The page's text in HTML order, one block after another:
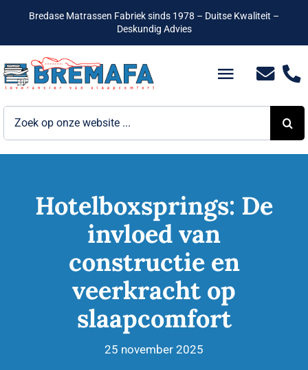
inhoud
Bredase Matrassen Fabriek sinds 1978 – Duitse Kwaliteit –
Deskundig Advies
Toggle
Bedden
Hotelbedden
Matrassen
Lattenbodems
Verwante artikelen
Hotelboxsprings: De
invloed van
constructie en
veerkracht op
slaapcomfort
25 november 2025